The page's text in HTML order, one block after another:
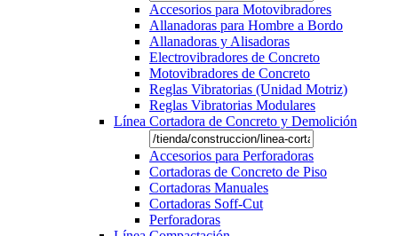
Accesorios para Motovibradores
Allanadoras para Hombre a Bordo
Allanadoras y Alisadoras
Electrovibradores de Concreto
Motovibradores de Concreto
Reglas Vibratorias (Unidad Motriz)
Reglas Vibratorias Modulares
Línea Cortadora de Concreto y Demolición
Accesorios para Perforadoras
Cortadoras de Concreto de Piso
Cortadoras Manuales
Cortadoras Soff-Cut
Perforadoras